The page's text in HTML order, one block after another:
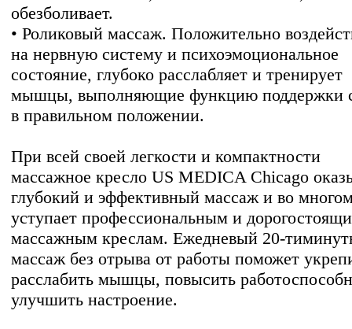
обезболивает.
• Роликовый массаж. Положительно
на нервную систему и психоэмоциональное
состояние, глубоко расслабляет и тренирует
мышцы, выполняющие функцию поддержки
в правильном положении.
При всей своей легкости и компактности
массажное кресло US MEDICA Chicago
глубокий и эффективный массаж и во
уступает профессиональным и
массажным креслам. Ежедневый 20-
массаж без отрыва от работы поможет
расслабить мышцы, повысить
улучшить настроение.